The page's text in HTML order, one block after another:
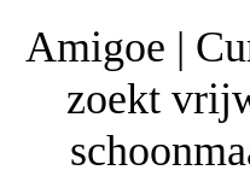
Amigoe |
zoekt